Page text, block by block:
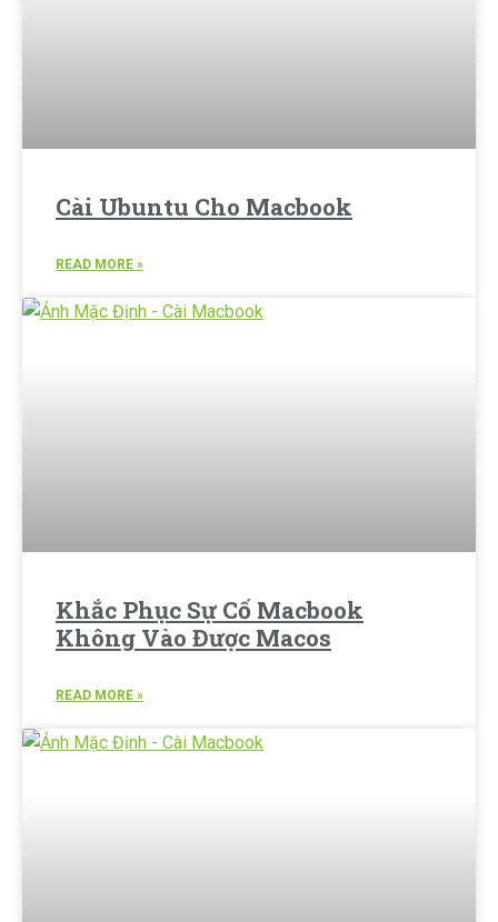
Cài Ubuntu Cho Macbook
READ MORE »
Khắc Phục Sự Cố Macbook
Không Vào Được Macos
READ MORE »